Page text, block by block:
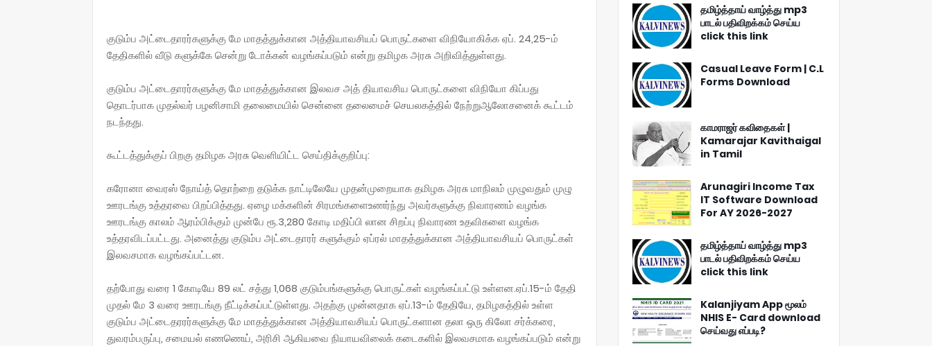
குடும்ப அட்டைதாரர்களுக்கு மே மாதத்துக்கான அத்தியாவசியப் பொருட்களை விநியோகிக்க ஏப். 24,25-ம்
தேதிகளில் வீடு களுக்கே சென்று டோக்கன் வழங்கப்படும் என்று தமிழக அரசு அறிவித்துள்ளது.
குடும்ப அட்டைதாரர்களுக்கு மே மாதத்துக்கான இலவச அத் தியாவசிய பொருட்களை விநியோ கிப்பது
தொடர்பாக முதல்வர் பழனிசாமி தலைமையில் சென்னை தலைமைச் செயலகத்தில் நேற்றுஆலோசனைக் கூட்டம்
நடந்தது.
கூட்டத்துக்குப் பிறகு தமிழக அரசு வெளியிட்ட செய்திக்குறிப்பு:
கரோனா வைரஸ் நோய்த் தொற்றை தடுக்க நாட்டிலேயே முதன்முறையாக தமிழக அரசு மாநிலம் முழுவதும் முழு
ஊரடங்கு உத்தரவை பிறப்பித்தது. ஏழை மக்களின் சிரமங்களைஉணர்ந்து அவர்களுக்கு நிவாரணம் வழங்க
ஊரடங்கு காலம் ஆரம்பிக்கும் முன்பே ரூ.3,280 கோடி மதிப்பி லான சிறப்பு நிவாரண உதவிகளை வழங்க
உத்தரவிடப்பட்டது. அனைத்து குடும்ப அட்டைதாரர் களுக்கும் ஏப்ரல் மாதத்துக்கான அத்தியாவசியப் பொருட்கள்
இலவசமாக வழங்கப்பட்டன.
தற்போது வரை 1 கோடியே 89 லட் சத்து 1,068 குடும்பங்களுக்கு பொருட்கள் வழங்கப்பட்டு உள்ளன.ஏப்.15-ம் தேதி
முதல் மே 3 வரை ஊரடங்கு நீட்டிக்கப்பட்டுள்ளது. அதற்கு முன்னதாக ஏப்.13-ம் தேதியே, தமிழகத்தில் உள்ள
குடும்ப அட்டைதரரர்களுக்கு மே மாதத்துக்கான அத்தியாவசியப் பொருட்களான தலா ஒரு கிலோ சர்க்கரை,
துவரம்பருப்பு, சமையல் எணணெய், அரிசி ஆகியவை நியாயவிலைக் கடைகளில் இலவசமாக வழங்கப்படும் என்று
தமிழ்த்தாய் வாழ்த்து mp3
பாடல் பதிவிறக்கம் செய்ய
click this link
Casual Leave Form | C.L
Forms Download
காமராஜர் கவிதைகள் |
Kamarajar Kavithaigal
in Tamil
Arunagiri Income Tax
IT Software Download
For AY 2026-2027
தமிழ்த்தாய் வாழ்த்து mp3
பாடல் பதிவிறக்கம் செய்ய
click this link
Kalanjiyam App மூலம்
NHIS E- Card download
செய்வது எப்படி?